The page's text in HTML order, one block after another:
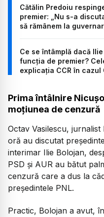
Cătălin Predoiu
premier: „Nu s-a
să rămânem la
Ce se întâmplă dacă
funcția de premier?
explicația CCR în cazul
Prima întâlnire
moțiunea de cenzură
Octav Vasilescu, jurnalist
oră au discutat
interimar Ilie Bolojan,
PSD și AUR au bătut
cenzură care a dus la
președintele PNL.
Practic, Bolojan a avut,